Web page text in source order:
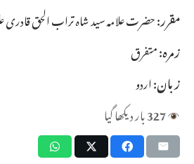
مقرر:حضرت علامہ سید شاہ تراب الحق قادری
زمرہ:متفرق
زبان:اردو
327بار دیکھا گیا